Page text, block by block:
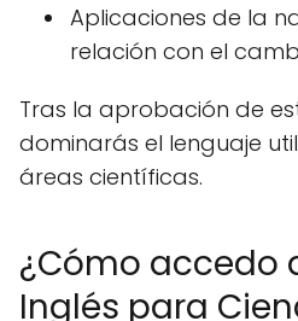
Aplicaciones de la
relación con el
Tras la aprobación de
dominarás el lenguaje
áreas científicas.
¿Cómo accedo
Inglés para